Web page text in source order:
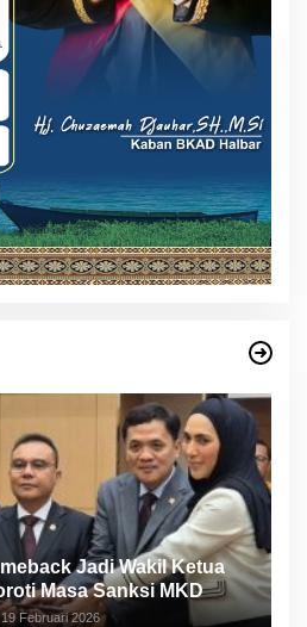
Jadi Wakil Ketua
Masa Sanksi MKD
19 Februari 2026